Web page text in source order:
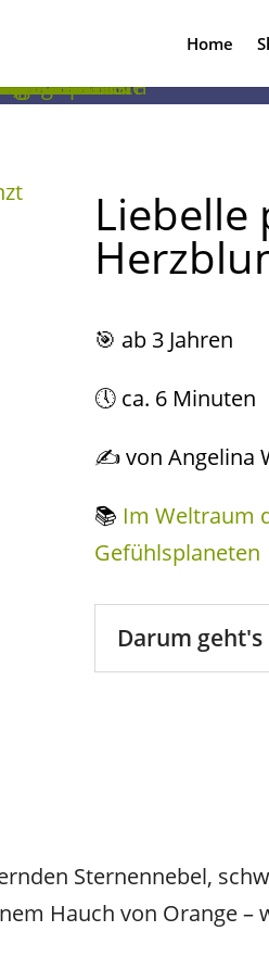
Home
Liebelle
🎯 ab 3 Jahren
🕔 ca. 6 Minuten
✍️ von Angelina
📚 Im Weltraum
Gefühlsplaneten
Darum geht's
Sternennebel,
Hauch von Orange –